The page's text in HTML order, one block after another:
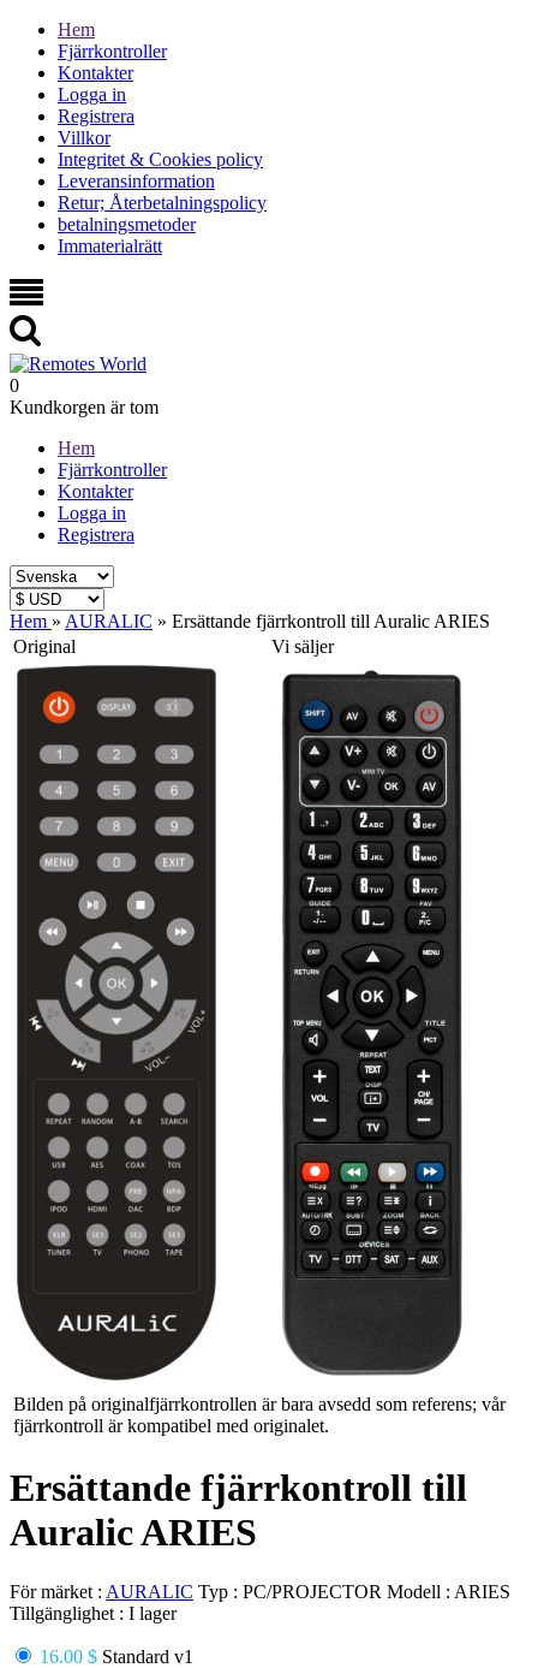
Hem
Fjärrkontroller
Kontakter
Logga in
Registrera
Villkor
Integritet & Cookies policy
Leveransinformation
Retur; Återbetalningspolicy
betalningsmetoder
Immaterialrätt
0
Kundkorgen är tom
Hem
Fjärrkontroller
Kontakter
Logga in
Registrera
Hem » AURALIC » Ersättande fjärrkontroll till Auralic ARIES
Original
Vi säljer
Bilden på originalfjärrkontrollen är bara avsedd som referens; vår
fjärrkontroll är kompatibel med originalet.
Ersättande fjärrkontroll till
Auralic ARIES
För märket : AURALIC Typ : PC/PROJECTOR Modell : ARIES
Tillgänglighet : I lager
16.00 $ Standard v1